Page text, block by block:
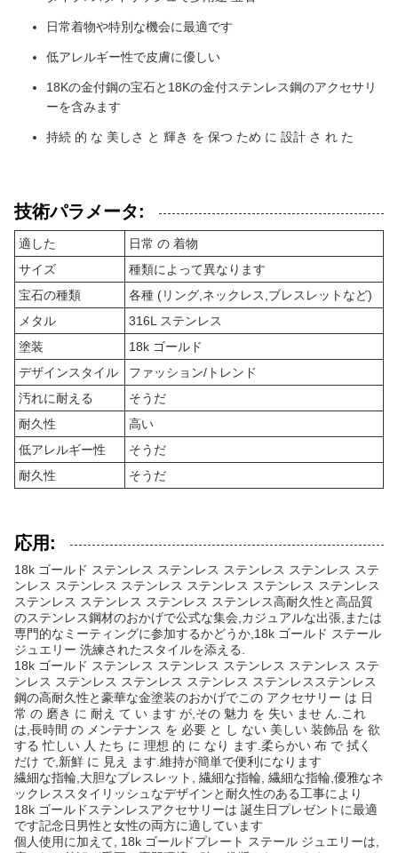
日常着物や特別な機会に最適です
低アレルギー性で皮膚に優しい
18Kの金付鋼の宝石と18Kの金付ステンレス鋼のアクセサリ
ーを含みます
持続 的 な 美しさ と 輝き を 保つ ため に 設計 さ れ た
技術パラメータ:
適した
日常 の 着物
サイズ
種類によって異なります
宝石の種類
各種 (リング,ネックレス,ブレスレットなど)
メタル
316L ステンレス
塗装
18k ゴールド
デザインスタイル
ファッション/トレンド
汚れに耐える
そうだ
耐久性
高い
低アレルギー性
そうだ
耐久性
そうだ
応用:
18k ゴールド ステンレス ステンレス ステンレス ステンレス ステ
ンレス ステンレス ステンレス ステンレス ステンレス ステンレス
ステンレス ステンレス ステンレス ステンレス高耐久性と高品質
のステンレス鋼材のおかげで公式な集会,カジュアルな出張,または
専門的なミーティングに参加するかどうか,18k ゴールド ステール
ジュエリー 洗練されたスタイルを添える.
18k ゴールド ステンレス ステンレス ステンレス ステンレス ステ
ンレス ステンレス ステンレス ステンレス ステンレスステンレス
鋼の高耐久性と豪華な金塗装のおかげでこの アクセサリー は 日
常 の 磨き に 耐え て い ます が,その 魅力 を 失い ませ ん.これ
は,長時間 の メンテナンス を 必要 と し ない 美しい 装飾品 を 欲
する 忙しい 人 たち に 理想 的 に なり ます.柔らかい 布 で 拭く
だけ で,新鮮 に 見え ます.維持が簡単で便利になります
繊細な指輪,大胆なブレスレット, 繊細な指輪, 繊細な指輪,優雅なネ
ックレススタイリッシュなデザインと耐久性のある工事により
18k ゴールドステンレスアクセサリーは 誕生日プレゼントに最適
です記念日男性と女性の両方に適しています
個人使用に加えて, 18k ゴールドプレート ステール ジュエリーは,